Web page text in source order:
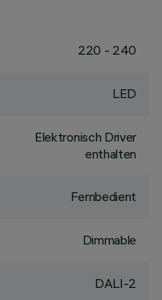
220 - 240
LED
Elektronisch Driver
enthalten
Fernbedient
Dimmable
DALI-2